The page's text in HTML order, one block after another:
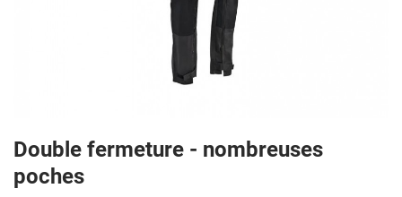
Double fermeture - nombreuses
poches